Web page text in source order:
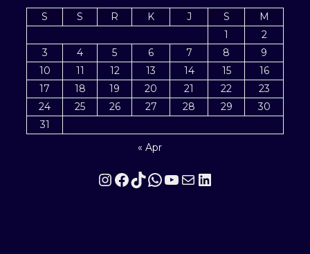
S S R K J S
M
1
2
3
4 5 6 7 8
9
10
11 12 13 14 15
16
17
18 19 20 21 22
23
24
25 26 27 28 29
30
31
« Apr
Instagram
Facebook
TikTok
WhatsApp
YouTube
MailLinkedIn